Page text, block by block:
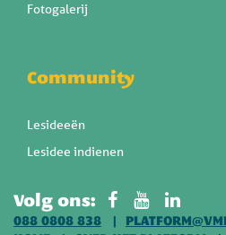
Fotogalerij
Community
Lesideeën
Lesidee indienen
Volg ons:
088 0808 838